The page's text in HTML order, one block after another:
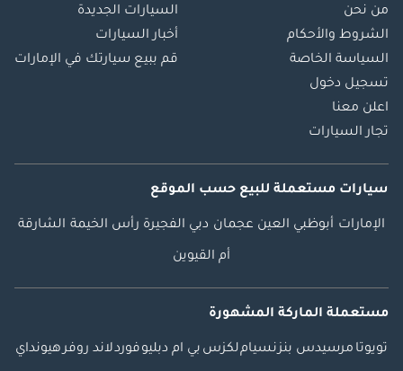
من نحن
الشروط والأحكام
السياسة الخاصة
تسجيل دخول
اعلن معنا
تجار السيارات
السيارات الجديدة
أخبار السيارات
قم ببيع سيارتك في الإمارات
سيارات مستعملة للبيع حسب الموقع
الإمارات أبوظبي العين عجمان دبي الفجيرة رأس الخيمة الشارقة
أم القيوين
مستعملة الماركة المشهورة
تويوتا مرسيدس بنزنسياملكزس بي ام دبليوفوردلاند روفرهيونداي